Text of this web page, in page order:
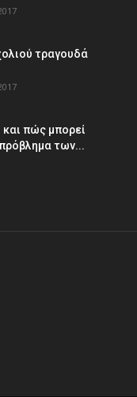
τραγουδά
και πώς μπορεί
των...